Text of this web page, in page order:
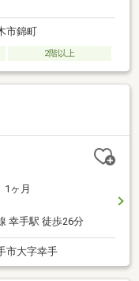
市錦町
2階以上
1ヶ月
幸手駅 徒歩26分
市大字幸手